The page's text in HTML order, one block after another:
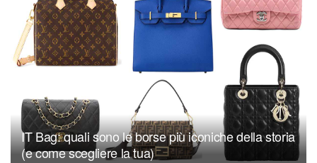
IT Bag: quali sono le borse più iconiche della storia
(e come scegliere la tua)